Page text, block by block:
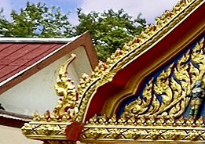
🟡สำนักงานปลัด
🟡กองการศึกษา ศาสนา และวัฒ
ข้อมูลการดำเนินงาน